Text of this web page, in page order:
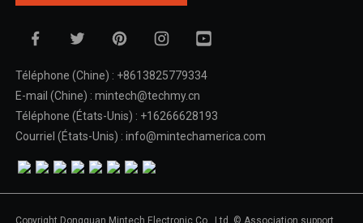
Téléphone (Chine) : +8613825779334
E-mail (Chine) : mintech@techmy.cn
Téléphone (États-Unis) : +16266628193
Courriel (États-Unis) : info@mintechamerica.com
Copyright Dongguan Mintech Electronic Co., Ltd. © Association support